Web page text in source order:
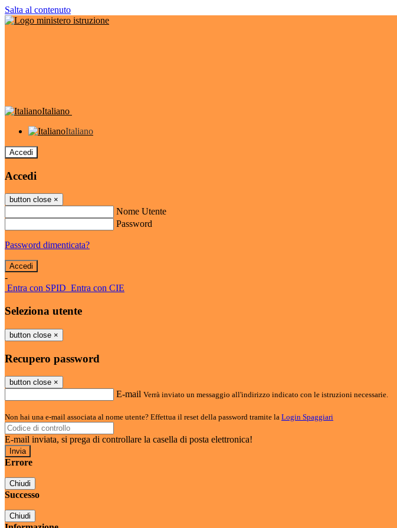
Salta al contenuto
Italiano
Italiano
Accedi
Accedi
button close ×
Nome Utente
Password
Password dimenticata?
-
Entra con SPID Entra con CIE
Seleziona utente
button close ×
Recupero password
button close ×
E-mail Verrà inviato un messaggio all'indirizzo indicato con le istruzioni necessarie.
Non hai una e-mail associata al nome utente? Effettua il reset della password tramite la Login Spaggiari
E-mail inviata, si prega di controllare la casella di posta elettronica!
Errore
Chiudi
Successo
Chiudi